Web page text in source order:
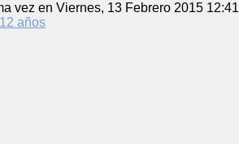
vez en Viernes, 13 Febrero 2015 12:41
años